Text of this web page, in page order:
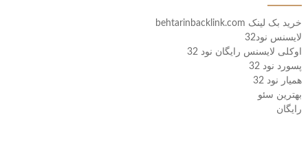
خرید بک لینک behtarinbacklink.com
لایسنس نود32
اوکلی لایسنس رایگان نود 32
پسورد نود 32
همیار نود 32
بهترین سئو
رایگان